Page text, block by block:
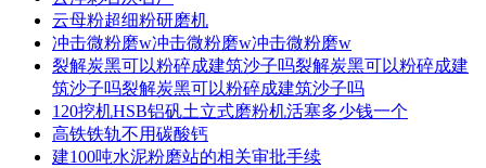
云母粉超细粉研磨机
冲击微粉磨w冲击微粉磨w冲击微粉磨w
裂解炭黑可以粉碎成建筑沙子吗裂解炭黑可以粉碎成建
筑沙子吗裂解炭黑可以粉碎成建筑沙子吗
120挖机HSB铝矾土立式磨粉机活塞多少钱一个
高铁铁轨不用碳酸钙
建100吨水泥粉磨站的相关审批手续